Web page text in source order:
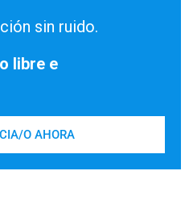
sin ruido.
libre e
O AHORA